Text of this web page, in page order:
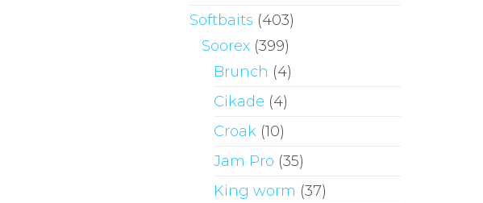
Softbaits (403)
Soorex (399)
Brunch (4)
Cikade (4)
Croak (10)
Jam Pro (35)
King worm (37)